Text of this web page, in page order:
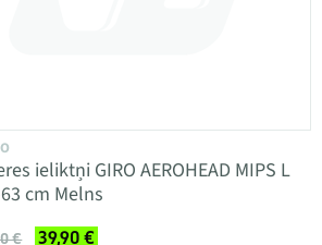
ieliktņi GIRO AEROHEAD MIPS L
cm Melns
€ 39,90 €